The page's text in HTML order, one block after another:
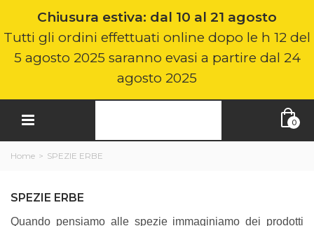
Chiusura estiva: dal 10 al 21 agosto
Tutti gli ordini effettuati online dopo le h 12 del
5 agosto 2025 saranno evasi a partire dal 24
agosto 2025
0
Home > SPEZIE ERBE
SPEZIE ERBE
Quando pensiamo alle spezie immaginiamo dei prodotti